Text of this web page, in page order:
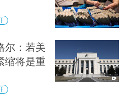
尔：若美
缩将是重